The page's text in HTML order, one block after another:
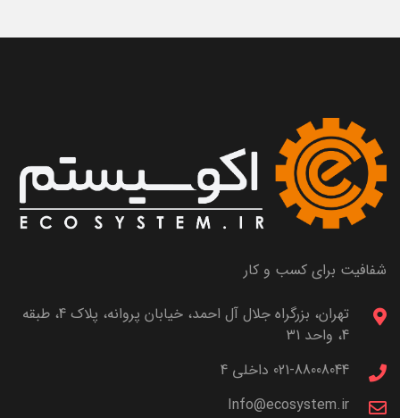
شفافیت برای کسب و کار
تهران، بزرگراه جلال آل احمد، خیابان پروانه، پلاک 4، طبقه
4، واحد 31
021-88008044 داخلی 4
Info@ecosystem.ir